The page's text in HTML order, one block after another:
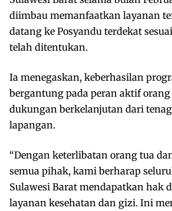
diimbau memanfaatkan layanan
datang ke Posyandu terdekat
telah ditentukan.
Ia menegaskan, keberhasilan
bergantung pada peran aktif orang
dukungan berkelanjutan dari
lapangan.
“Dengan keterlibatan orang tua
semua pihak, kami berharap
Sulawesi Barat mendapatkan hak
layanan kesehatan dan gizi. Ini